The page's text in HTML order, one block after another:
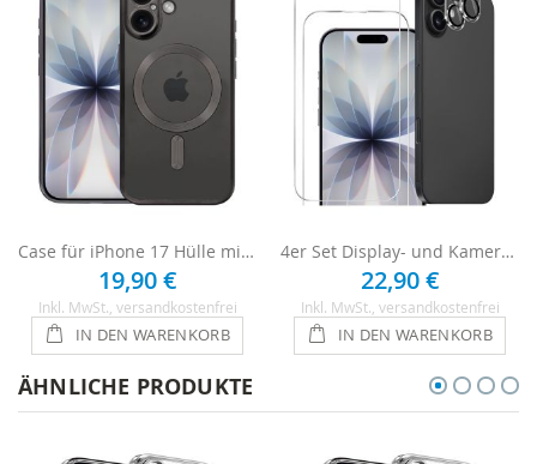
Case für iPhone 17 Hülle mit Kameraschutz - Schwarz
19,90 €
Inkl. MwSt. , versandkostenfrei
IN DEN WARENKORB
4er Set Display- und Kameraschutz für iPhone 17 Schutzglas
22,90 €
Inkl. MwSt. , versandkostenfrei
IN DEN WARENKORB
ÄHNLICHE PRODUKTE